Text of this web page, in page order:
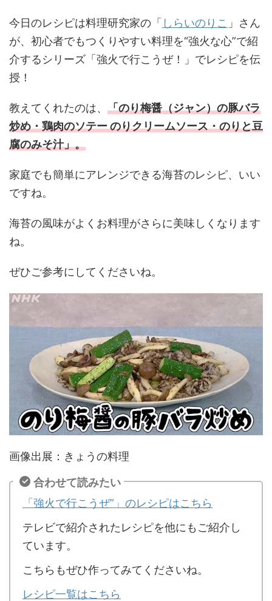
今日のレシピは料理研究家の「 しらいのりこ 」さん
が、初心者でもつくりやすい料理を“強火な心”で紹
介するシリーズ「強火で行こうぜ！」でレシピを伝
授！
教えてくれたのは、 「のり梅醤（ジャン）の豚バラ
炒め・鶏肉のソテー のりクリームソース・のりと豆
腐のみそ汁」。
家庭でも簡単にアレンジできる海苔のレシピ、いい
ですね。
海苔の風味がよくお料理がさらに美味しくなります
ね。
ぜひご参考にしてくださいね。
画像出展：きょうの料理
合わせて読みたい
「強火で行こうぜ”」のレシピはこちら
テレビで紹介されたレシピを他にもご紹介し
ています。
こちらもぜひ作ってみてくださいね。
レシピ一覧はこちら